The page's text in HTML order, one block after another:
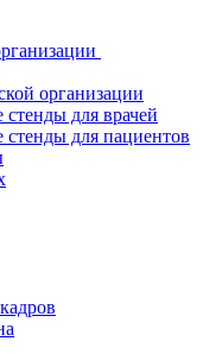
организации
для врачей
для пациентов